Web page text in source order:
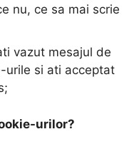
nu, ce sa mai scrie
vazut mesajul de
urile si ati acceptat
urilor?